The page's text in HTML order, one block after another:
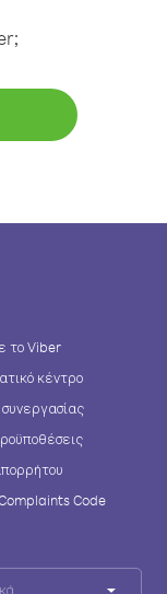
το Viber
κέντρο
Code